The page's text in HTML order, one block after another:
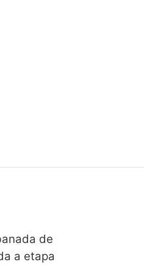
de
a etapa